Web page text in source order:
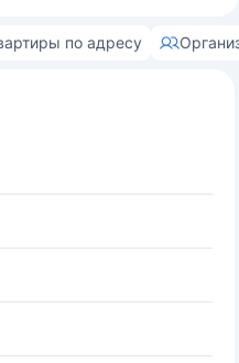
по адресу